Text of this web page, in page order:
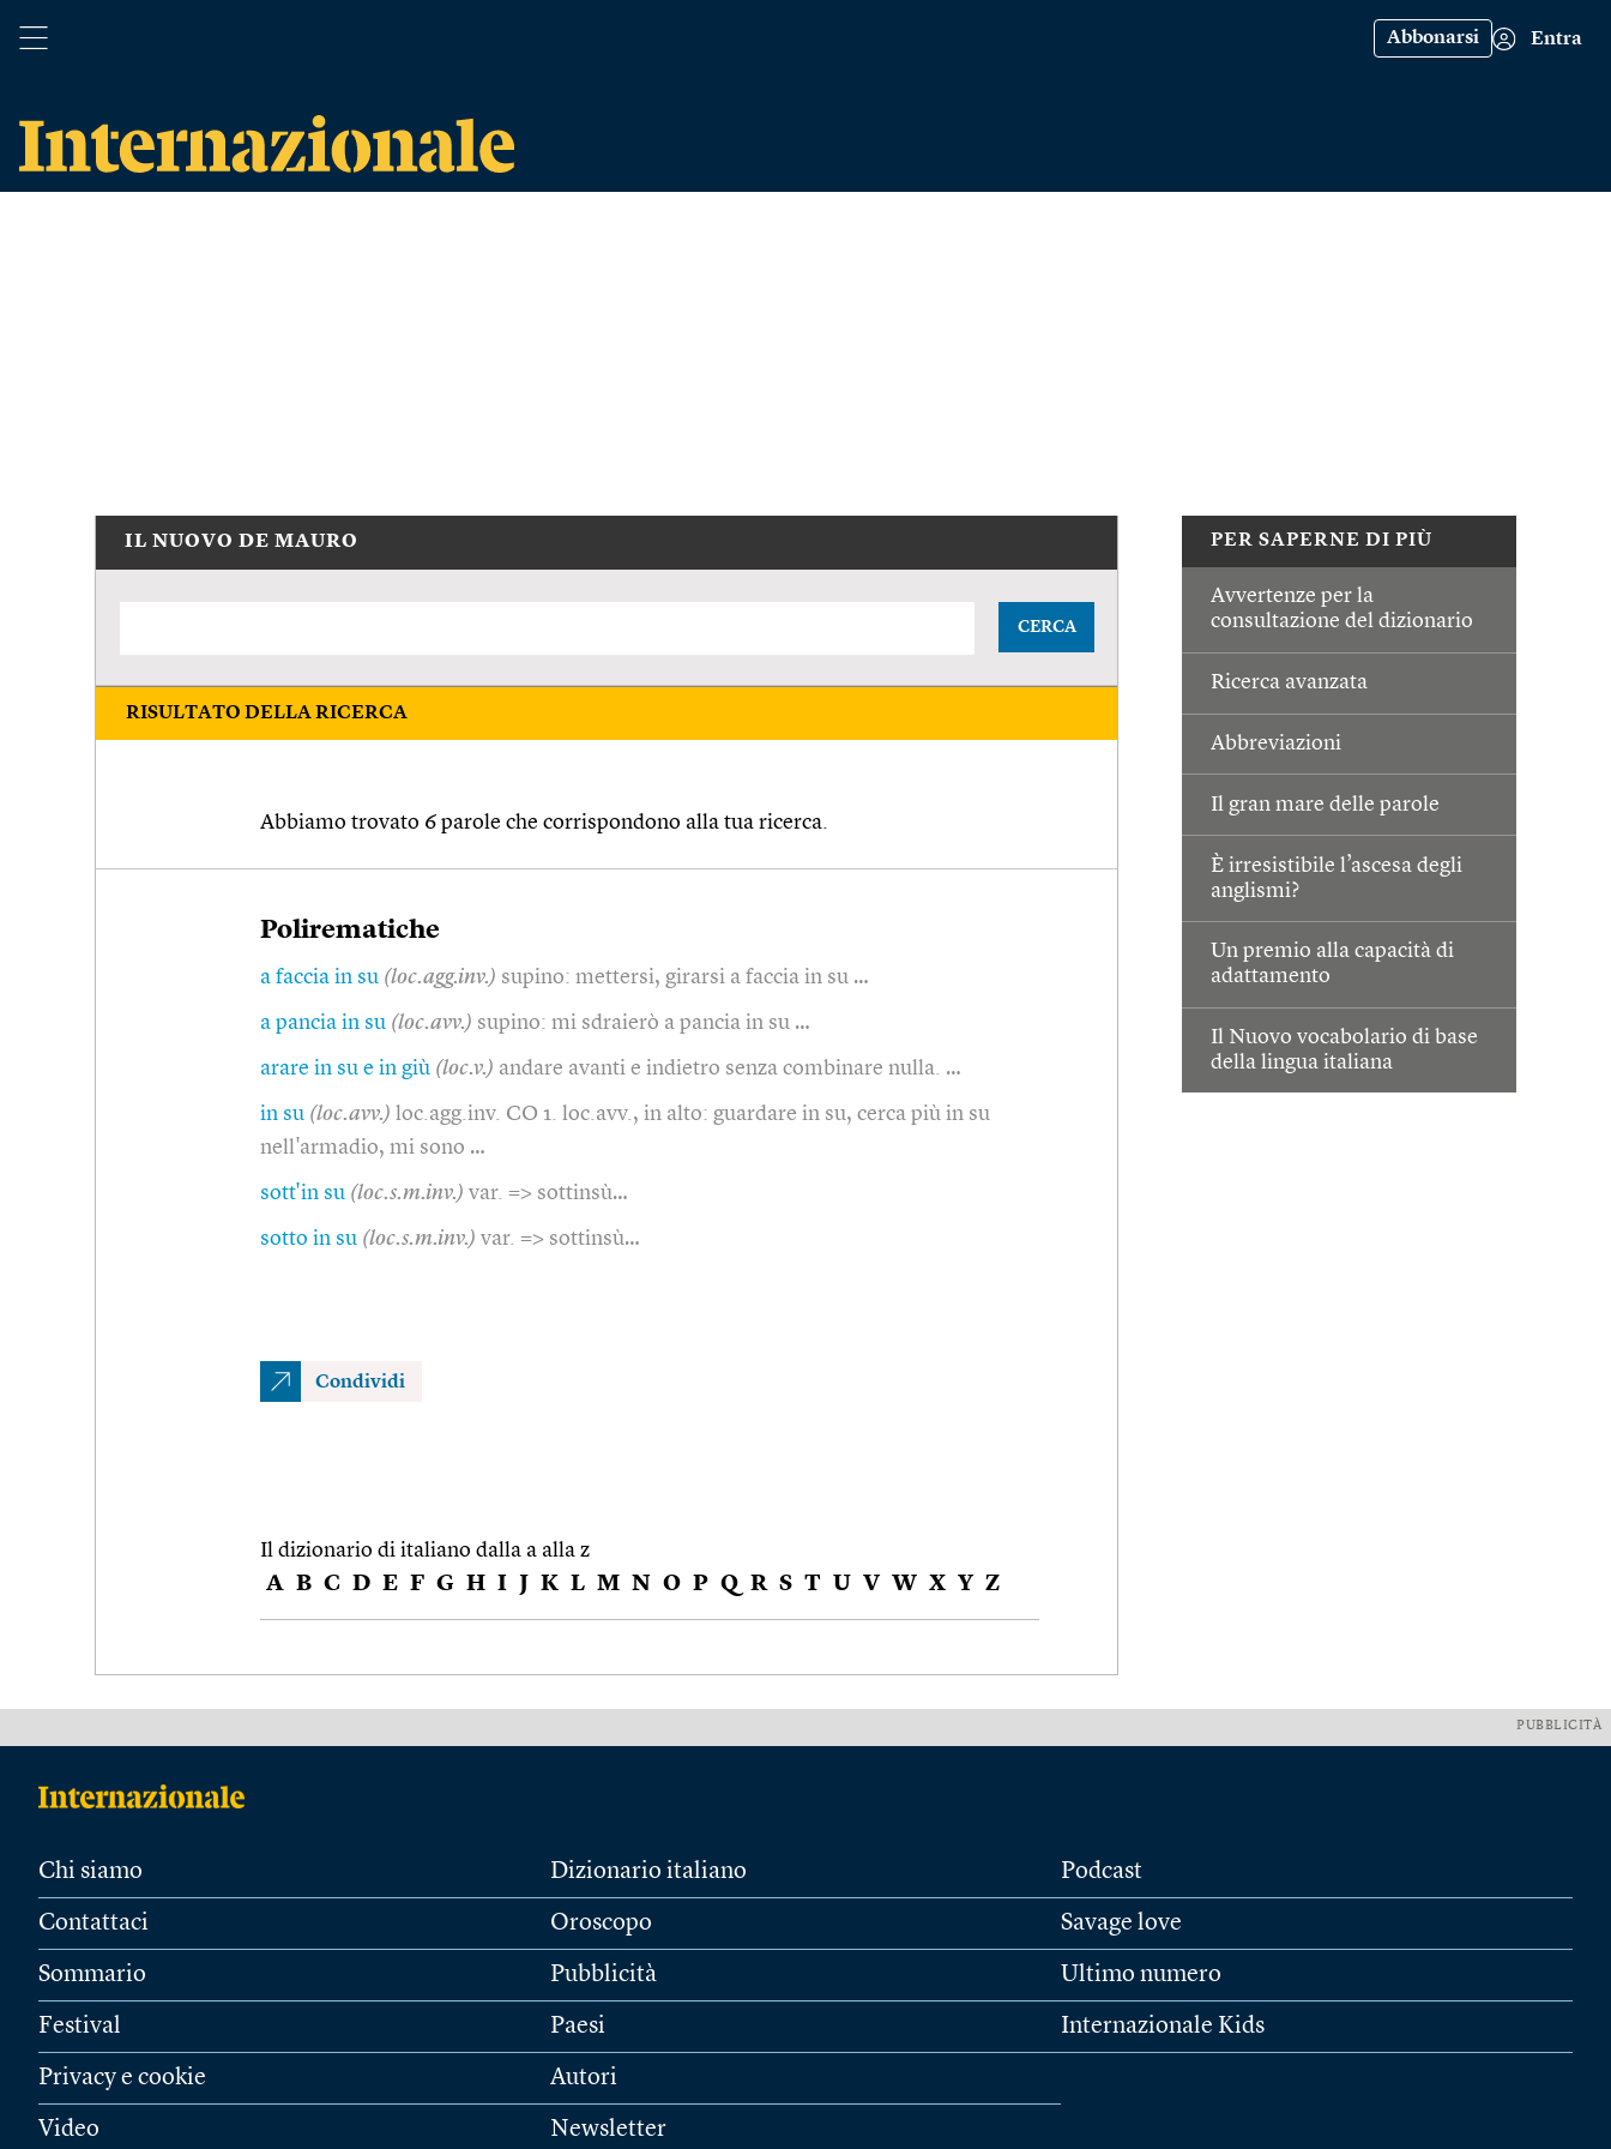
Abbonarsi Entra
PER SAPERNE DI PIÙ
Avvertenze per la
consultazione del dizionario
Ricerca avanzata
Abbreviazioni
Il gran mare delle parole
È irresistibile l’ascesa degli
anglismi?
Un premio alla capacità di
adattamento
Il Nuovo vocabolario di base
della lingua italiana
IL NUOVO DE MAURO
CERCA
RISULTATO DELLA RICERCA
Abbiamo trovato 6 parole che corrispondono alla tua ricerca.
Polirematiche
a faccia in su (loc.agg.inv.) supino: mettersi, girarsi a faccia in su …
a pancia in su (loc.avv.) supino: mi sdraierò a pancia in su …
arare in su e in giù (loc.v.) andare avanti e indietro senza combinare nulla. …
in su (loc.avv.) loc.agg.inv. CO 1. loc.avv., in alto: guardare in su, cerca più in su
nell'armadio, mi sono …
sott'in su (loc.s.m.inv.) var. => sottinsù…
sotto in su (loc.s.m.inv.) var. => sottinsù…
Condividi
Il dizionario di italiano dalla a alla z
A B C D E F G H I J K L M N O P Q R S T U V W X Y Z
PUBBLICITÀ
Chi siamo
Contattaci
Sommario
Festival
Privacy e cookie
Video
Dizionario italiano
Oroscopo
Pubblicità
Paesi
Autori
Newsletter
Podcast
Savage love
Ultimo numero
Internazionale Kids